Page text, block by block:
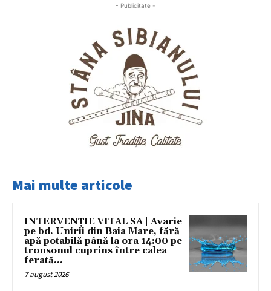
- Publicitate -
Mai multe articole
INTERVENȚIE VITAL SA | Avarie
pe bd. Unirii din Baia Mare, fără
apă potabilă până la ora 14:00 pe
tronsonul cuprins între calea
ferată...
7 august 2026